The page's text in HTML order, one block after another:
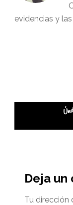
evidencias y
del
lector
Deja
Tu dirección